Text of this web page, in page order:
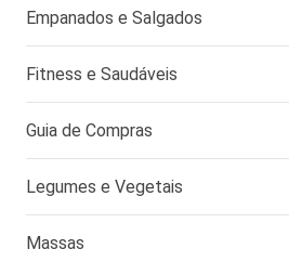
Empanados e Salgados
Fitness e Saudáveis
Guia de Compras
Legumes e Vegetais
Massas